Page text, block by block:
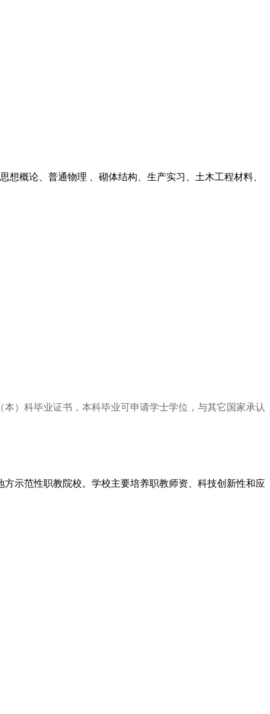
概论、普通物理 、砌体结构、生产实习、土木工程材料、
）科毕业证书，本科毕业可申请学士学位，与其它国家承认
示范性职教院校。学校主要培养职教师资、科技创新性和应